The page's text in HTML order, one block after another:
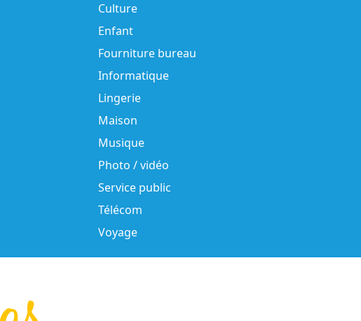
Culture
Enfant
Fourniture bureau
Informatique
Lingerie
Maison
Musique
Photo / vidéo
Service public
Télécom
Voyage